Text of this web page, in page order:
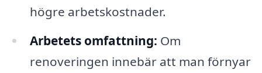
högre arbetskostnader.
Arbetets omfattning: Om
renoveringen innebär att man förnyar